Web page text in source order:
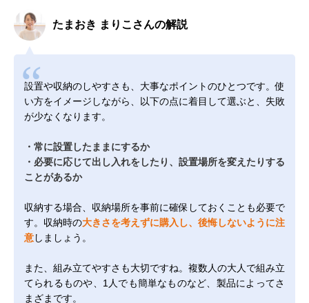
たまおき まりこさんの解説
設置や収納のしやすさも、大事なポイントのひとつです。使
い方をイメージしながら、以下の点に着目して選ぶと、失敗
が少なくなります。
・常に設置したままにするか
・必要に応じて出し入れをしたり、設置場所を変えたりする
ことがあるか
収納する場合、収納場所を事前に確保しておくことも必要で
す。収納時の大きさを考えずに購入し、後悔しないように注
意しましょう。
また、組み立てやすさも大切ですね。複数人の大人で組み立
てられるものや、1人でも簡単なものなど、製品によってさ
まざまです。